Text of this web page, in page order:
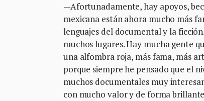
—Afortunadamente, hay apoyos,
mexicana están ahora mucho más
lenguajes del documental y la
muchos lugares. Hay mucha gente
una alfombra roja, más fama, más
porque siempre he pensado que el
muchos documentales muy
con mucho valor y de forma